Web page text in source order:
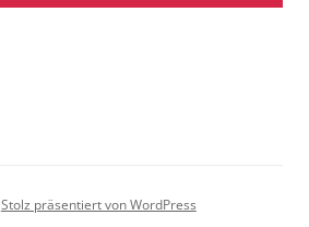
Stolz präsentiert von WordPress